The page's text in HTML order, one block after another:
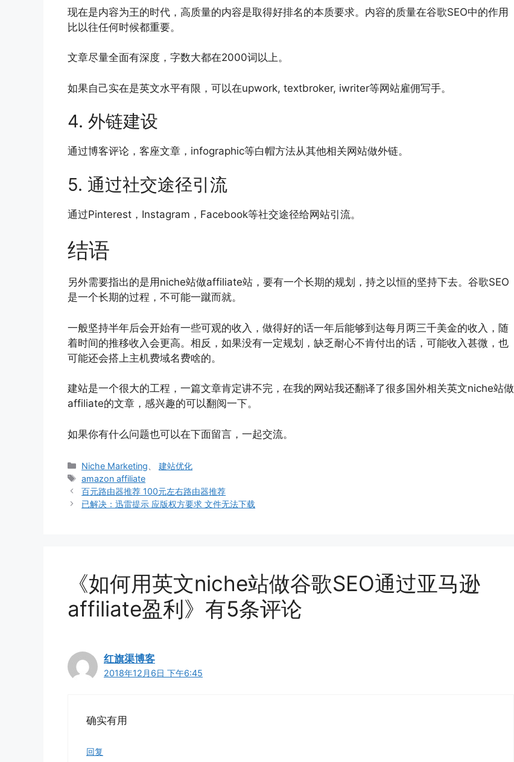
现在是内容为王的时代，高质量的内容是取得好排名的本质要求。内容的质量在谷歌SEO中的作用
比以往任何时候都重要。
文章尽量全面有深度，字数大都在2000词以上。
如果自己实在是英文水平有限，可以在upwork, textbroker, iwriter等网站雇佣写手。
4. 外链建设
通过博客评论，客座文章，infographic等白帽方法从其他相关网站做外链。
5. 通过社交途径引流
通过Pinterest，Instagram，Facebook等社交途径给网站引流。
结语
另外需要指出的是用niche站做affiliate站，要有一个长期的规划，持之以恒的坚持下去。谷歌SEO
是一个长期的过程，不可能一蹴而就。
一般坚持半年后会开始有一些可观的收入，做得好的话一年后能够到达每月两三千美金的收入，随
着时间的推移收入会更高。相反，如果没有一定规划，缺乏耐心不肯付出的话，可能收入甚微，也
可能还会搭上主机费域名费啥的。
建站是一个很大的工程，一篇文章肯定讲不完，在我的网站我还翻译了很多国外相关英文niche站做
affiliate的文章，感兴趣的可以翻阅一下。
如果你有什么问题也可以在下面留言，一起交流。
分
类
Niche Marketing 、建站优化
标
签
amazon affiliate
百元路由器推荐 100元左右路由器推荐
已解决：迅雷提示 应版权方要求 文件无法下载
《如何用英文niche站做谷歌SEO通过亚马逊
affiliate盈利》有5条评论
红旗渠博客
2018年12月6日 下午6:45
确实有用
回复